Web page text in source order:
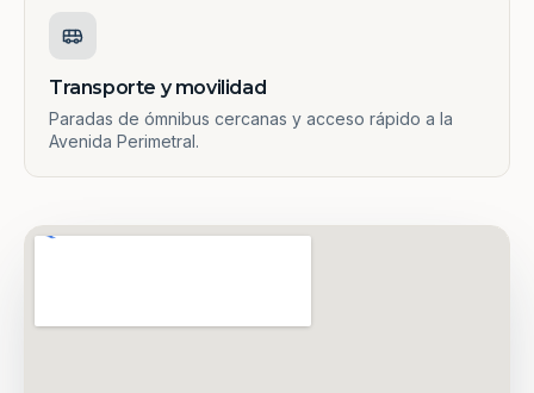
Transporte y movilidad
Paradas de ómnibus cercanas y acceso rápido a la
Avenida Perimetral.